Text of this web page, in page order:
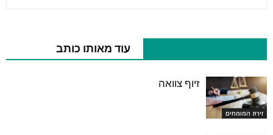
עוד מאותו כותב
זירת המומחים
זיוף צוואה